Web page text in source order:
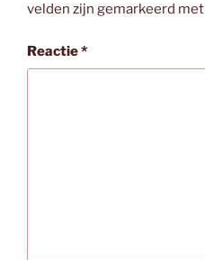
velden zijn gemarkeerd met
Reactie*